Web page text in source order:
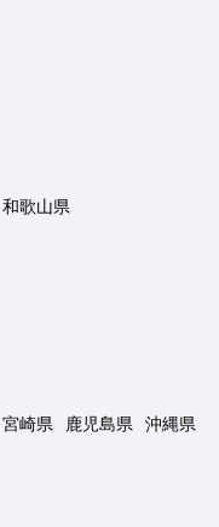
和歌山県
宮崎県 鹿児島県 沖縄県